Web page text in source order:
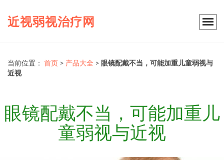
近视弱视治疗网
当前位置： 首页 > 产品大全 > 眼镜配戴不当，可能加重儿童弱视与
近视
眼镜配戴不当，可能加重儿
童弱视与近视